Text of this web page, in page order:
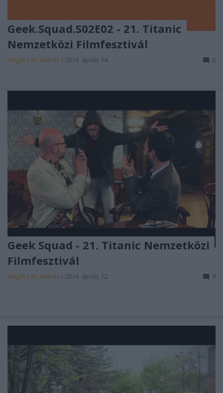
Geek.Squad.S02E02 - 21. Titanic
Nemzetközi Filmfesztivál
Forgács W. András • 2014. április 14. 6
Geek Squad - 21. Titanic Nemzetközi
Filmfesztivál
Forgács W. András • 2014. április 12. 9